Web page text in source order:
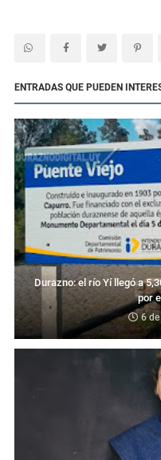
ENTRADAS QUE PUEDEN
Durazno: el río Yí llegó a
por
6